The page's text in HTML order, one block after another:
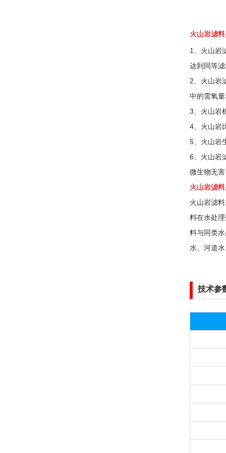
火山岩滤料
1、火山岩
达到同等滤
2、火山岩
中的需氧
3、火山岩
4、火山岩
5、火山岩
6、火山岩
微生物无害
火山岩滤料
火山岩滤
料在水处
料与同类
水、河道
技术参